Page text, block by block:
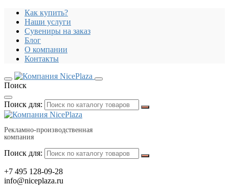
Как купить?
Наши услуги
Сувениры на заказ
Блог
О компании
Контакты
Поиск
Поиск для:
Рекламно-производственная
компания
Поиск для:
+7 495 128-09-28
info@niceplaza.ru